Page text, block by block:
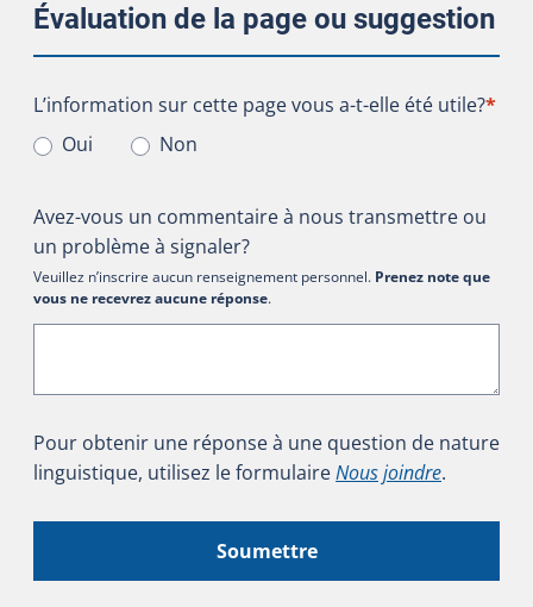
Évaluation de la page ou suggestion
L’information sur cette page vous a-t-elle été utile?
L’information sur cette page vous a-t-elle été utile?*
Oui
Non
Avez-vous un commentaire à nous transmettre ou
un problème à signaler?
Veuillez n’inscrire aucun renseignement personnel. Prenez note que
vous ne recevrez aucune réponse.
Pour obtenir une réponse à une question de nature
linguistique, utilisez le formulaireNous joindre.
Soumettre